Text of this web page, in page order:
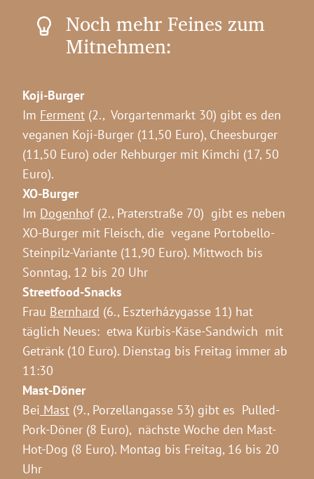
Noch mehr Feines zum
Mitnehmen:
Koji-Burger
Im Ferment (2., Vorgartenmarkt 30) gibt es den
veganen Koji-Burger (11,50 Euro), Cheesburger
(11,50 Euro) oder Rehburger mit Kimchi (17, 50
Euro).
XO-Burger
Im Dogenhof (2., Praterstraße 70) gibt es neben
XO-Burger mit Fleisch, die vegane Portobello-
Steinpilz-Variante (11,90 Euro). Mittwoch bis
Sonntag, 12 bis 20 Uhr
Streetfood-Snacks
Frau Bernhard (6., Eszterházygasse 11) hat
täglich Neues: etwa Kürbis-Käse-Sandwich mit
Getränk (10 Euro). Dienstag bis Freitag immer ab
11:30
Mast-Döner
Bei Mast (9., Porzellangasse 53) gibt es Pulled-
Pork-Döner (8 Euro), nächste Woche den Mast-
Hot-Dog (8 Euro). Montag bis Freitag, 16 bis 20
Uhr